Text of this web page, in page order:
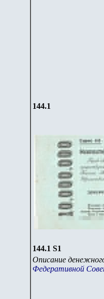
144.1
144.1 S1
Описание
Федеративной